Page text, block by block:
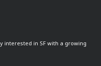
interested in SF with a growing